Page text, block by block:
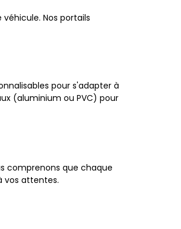
Nos portails
pour s'adapter à
(aluminium ou PVC) pour
comprenons que chaque
vos attentes.